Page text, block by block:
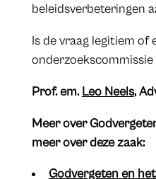
beleidsverbeteringen
Is de vraag legitiem of
Prof. em. Leo Neels,
Meer over
meer over deze zaak:
Godvergeten en